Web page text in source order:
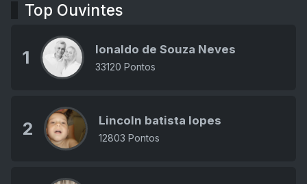
Top Ouvintes
1 Ionaldo de Souza Neves
33120 Pontos
2 Lincoln batista lopes
12803 Pontos